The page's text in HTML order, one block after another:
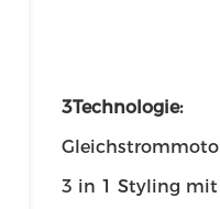
3Technologie:
3 in 1 Styling